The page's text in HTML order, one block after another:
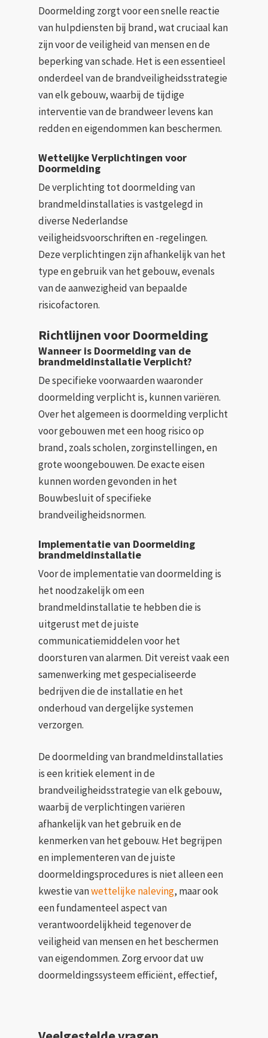
Doormelding zorgt voor een snelle reactie
van hulpdiensten bij brand, wat cruciaal kan
zijn voor de veiligheid van mensen en de
beperking van schade. Het is een essentieel
onderdeel van de brandveiligheidsstrategie
van elk gebouw, waarbij de tijdige
interventie van de brandweer levens kan
redden en eigendommen kan beschermen.
Wettelijke Verplichtingen voor
Doormelding
De verplichting tot doormelding van
brandmeldinstallaties is vastgelegd in
diverse Nederlandse
veiligheidsvoorschriften en -regelingen.
Deze verplichtingen zijn afhankelijk van het
type en gebruik van het gebouw, evenals
van de aanwezigheid van bepaalde
risicofactoren.
Richtlijnen voor Doormelding
Wanneer is Doormelding van de
brandmeldinstallatie Verplicht?
De specifieke voorwaarden waaronder
doormelding verplicht is, kunnen variëren.
Over het algemeen is doormelding verplicht
voor gebouwen met een hoog risico op
brand, zoals scholen, zorginstellingen, en
grote woongebouwen. De exacte eisen
kunnen worden gevonden in het
Bouwbesluit of specifieke
brandveiligheidsnormen.
Implementatie van Doormelding
brandmeldinstallatie
Voor de implementatie van doormelding is
het noodzakelijk om een
brandmeldinstallatie te hebben die is
uitgerust met de juiste
communicatiemiddelen voor het
doorsturen van alarmen. Dit vereist vaak een
samenwerking met gespecialiseerde
bedrijven die de installatie en het
onderhoud van dergelijke systemen
verzorgen.
De doormelding van brandmeldinstallaties
is een kritiek element in de
brandveiligheidsstrategie van elk gebouw,
waarbij de verplichtingen variëren
afhankelijk van het gebruik en de
kenmerken van het gebouw. Het begrijpen
en implementeren van de juiste
doormeldingsprocedures is niet alleen een
kwestie vanwettelijke naleving, maar ook
een fundamenteel aspect van
verantwoordelijkheid tegenover de
veiligheid van mensen en het beschermen
van eigendommen. Zorg ervoor dat uw
doormeldingssysteem efficiënt, effectief,